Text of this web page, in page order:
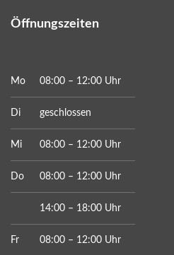
Öffnungszeiten
Mo 08:00 – 12:00 Uhr
Di geschlossen
Mi 08:00 – 12:00 Uhr
Do 08:00 – 12:00 Uhr
14:00 – 18:00 Uhr
Fr 08:00 – 12:00 Uhr